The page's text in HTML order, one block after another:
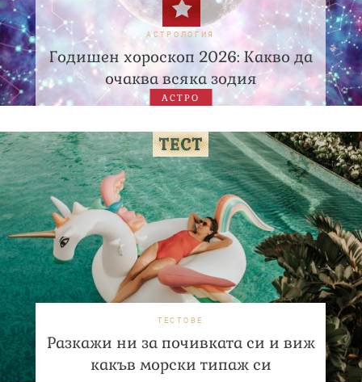
АСТРОЛОГИЯ
Годишен хороскоп 2026: Какво да
очаква всяка зодия
АСТРО
ТЕСТОВЕ
Разкажи ни за почивката си и виж
какъв морски типаж си